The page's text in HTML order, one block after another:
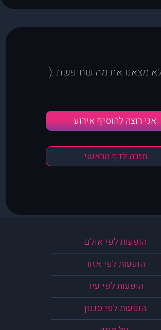
מצאנו את מה שחיפשת :(
אני רוצה להוסיף אירוע
חזרה לדף הראשי
הופעות לפי אולם
הופעות לפי אזור
הופעות לפי עיר
הופעות לפי סגנון